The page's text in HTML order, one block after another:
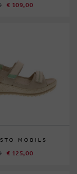
€ 109,00
MOBILS
€ 125,00